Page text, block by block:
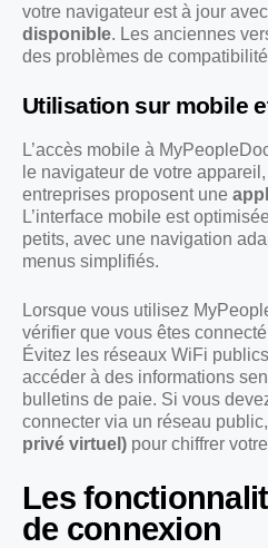
votre navigateur est à jour
disponible. Les anciennes
des problèmes de
Utilisation sur mobile
L’accès mobile à
le navigateur de votre
entreprises proposent une
L’interface mobile est
petits, avec une navigation
menus simplifiés.
Lorsque vous utilisez
vérifier que vous êtes
Évitez les réseaux WiFi
accéder à des informations
bulletins de paie. Si vous
connecter via un réseau
privé virtuel) pour chiffrer
Les
de connexion